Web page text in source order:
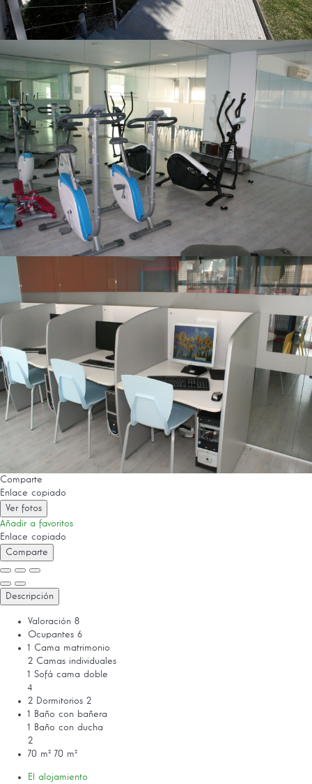
Comparte
Enlace copiado
Ver fotos
Añadir a favoritos
Enlace copiado
Comparte
Descripción
Valoración 8
Ocupantes 6
1 Cama matrimonio
2 Camas individuales
1 Sofá cama doble
4
2 Dormitorios 2
1 Baño con bañera
1 Baño con ducha
2
70 m² 70 m²
El alojamiento